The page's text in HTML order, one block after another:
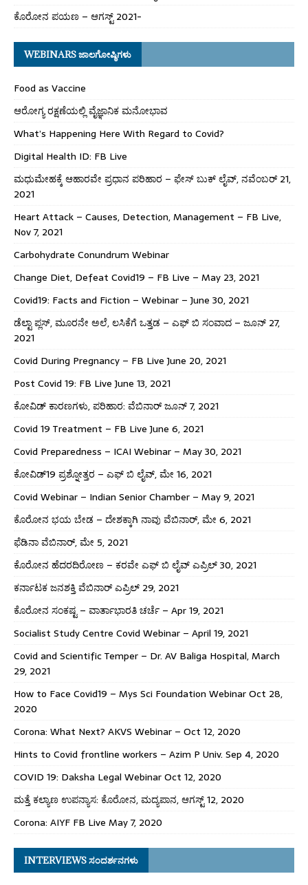
ಕೊರೋನ ಪಯಣ – ಆಗಸ್ಟ್ 2021-
WEBINARS ಜಾಲಗೋಷ್ಠಿಗಳು
Food as Vaccine
ಆರೋಗ್ಯ ರಕ್ಷಣೆಯಲ್ಲಿ ವೈಜ್ಞಾನಿಕ ಮನೋಭಾವ
What’s Happening Here With Regard to Covid?
Digital Health ID: FB Live
ಮಧುಮೇಹಕ್ಕೆ ಆಹಾರವೇ ಪ್ರಧಾನ ಪರಿಹಾರ – ಫೇಸ್ ಬುಕ್ ಲೈವ್, ನವೆಂಬರ್ 21,
2021
Heart Attack – Causes, Detection, Management – FB Live,
Nov 7, 2021
Carbohydrate Conundrum Webinar
Change Diet, Defeat Covid19 – FB Live – May 23, 2021
Covid19: Facts and Fiction – Webinar – June 30, 2021
ಡೆಲ್ಟಾ ಪ್ಲಸ್, ಮೂರನೇ ಅಲೆ, ಲಸಿಕೆಗೆ ಒತ್ತಡ – ಎಫ್ ಬಿ ಸಂವಾದ – ಜೂನ್ 27,
2021
Covid During Pregnancy – FB Live June 20, 2021
Post Covid 19: FB Live June 13, 2021
ಕೋವಿಡ್ ಕಾರಣಗಳು, ಪರಿಹಾರ: ವೆಬಿನಾರ್ ಜೂನ್ 7, 2021
Covid 19 Treatment – FB Live June 6, 2021
Covid Preparedness – ICAI Webinar – May 30, 2021
ಕೋವಿಡ್19 ಪ್ರಶ್ನೋತ್ತರ – ಎಫ್ ಬಿ ಲೈವ್, ಮೇ 16, 2021
Covid Webinar – Indian Senior Chamber – May 9, 2021
ಕೊರೋನ ಭಯ ಬೇಡ – ದೇಶಕ್ಕಾಗಿ ನಾವು ವೆಬಿನಾರ್, ಮೇ 6, 2021
ಫೆಡಿನಾ ವೆಬಿನಾರ್, ಮೇ 5, 2021
ಕೊರೋನ ಹೆದರದಿರೋಣ – ಕರವೇ ಎಫ್ ಬಿ ಲೈವ್ ಎಪ್ರಿಲ್ 30, 2021
ಕರ್ನಾಟಕ ಜನಶಕ್ತಿ ವೆಬಿನಾರ್ ಎಪ್ರಿಲ್ 29, 2021
ಕೊರೋನ ಸಂಕಷ್ಟ – ವಾರ್ತಾಭಾರತಿ ಚರ್ಚೆ – Apr 19, 2021
Socialist Study Centre Covid Webinar – April 19, 2021
Covid and Scientific Temper – Dr. AV Baliga Hospital, March
29, 2021
How to Face Covid19 – Mys Sci Foundation Webinar Oct 28,
2020
Corona: What Next? AKVS Webinar – Oct 12, 2020
Hints to Covid frontline workers – Azim P Univ. Sep 4, 2020
COVID 19: Daksha Legal Webinar Oct 12, 2020
ಮತ್ತೆ ಕಲ್ಯಾಣ ಉಪನ್ಯಾಸ: ಕೊರೋನ, ಮದ್ಯಪಾನ, ಆಗಸ್ಟ್ 12, 2020
Corona: AIYF FB Live May 7, 2020
INTERVIEWS ಸಂದರ್ಶನಗಳು